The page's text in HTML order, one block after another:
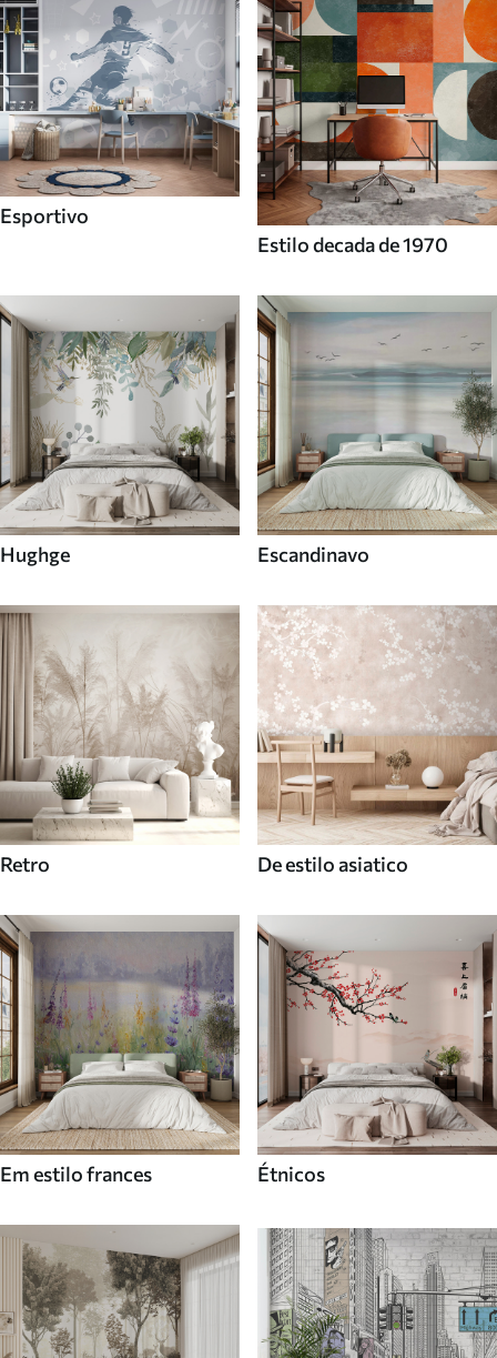
Esportivo
Estilo decada de 1970
Hughge Escandinavo
Retro De estilo asiatico
Em estilo frances Étnicos